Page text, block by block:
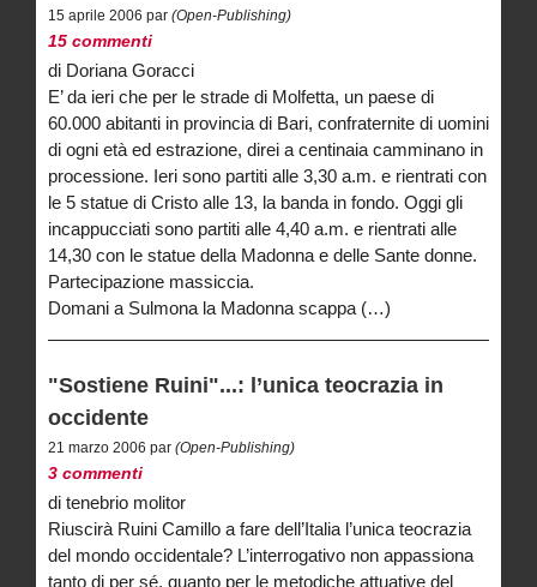
15 aprile 2006 par (Open-Publishing)
15 commenti
di Doriana Goracci
E’ da ieri che per le strade di Molfetta, un paese di
60.000 abitanti in provincia di Bari, confraternite di uomini
di ogni età ed estrazione, direi a centinaia camminano in
processione. Ieri sono partiti alle 3,30 a.m. e rientrati con
le 5 statue di Cristo alle 13, la banda in fondo. Oggi gli
incappucciati sono partiti alle 4,40 a.m. e rientrati alle
14,30 con le statue della Madonna e delle Sante donne.
Partecipazione massiccia.
Domani a Sulmona la Madonna scappa (…)
"Sostiene Ruini"...: l’unica teocrazia in
occidente
21 marzo 2006 par (Open-Publishing)
3 commenti
di tenebrio molitor
Riuscirà Ruini Camillo a fare dell’Italia l’unica teocrazia
del mondo occidentale? L’interrogativo non appassiona
tanto di per sé, quanto per le metodiche attuative del